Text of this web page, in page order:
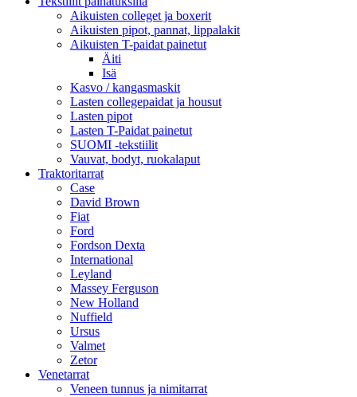
Aikuisten colleget ja boxerit
Aikuisten pipot, pannat, lippalakit
Aikuisten T-paidat painetut
Äiti
Isä
Kasvo / kangasmaskit
Lasten collegepaidat ja housut
Lasten pipot
Lasten T-Paidat painetut
SUOMI -tekstiilit
Vauvat, bodyt, ruokalaput
Traktoritarrat
Case
David Brown
Fiat
Ford
Fordson Dexta
International
Leyland
Massey Ferguson
New Holland
Nuffield
Ursus
Valmet
Zetor
Venetarrat
Veneen tunnus ja nimitarrat